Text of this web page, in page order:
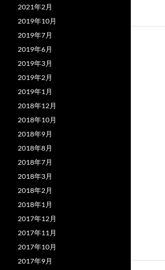
2021年2月
2019年10月
2019年7月
2019年6月
2019年3月
2019年2月
2019年1月
2018年12月
2018年10月
2018年9月
2018年8月
2018年7月
2018年3月
2018年2月
2018年1月
2017年12月
2017年11月
2017年10月
2017年9月